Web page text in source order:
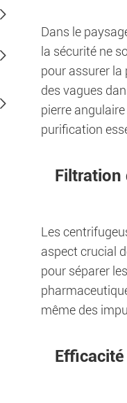



Dans le
la sécurité ne
pour assurer
des vagues
pierre
purification
Filtration
Les
aspect crucial
pour séparer
même des